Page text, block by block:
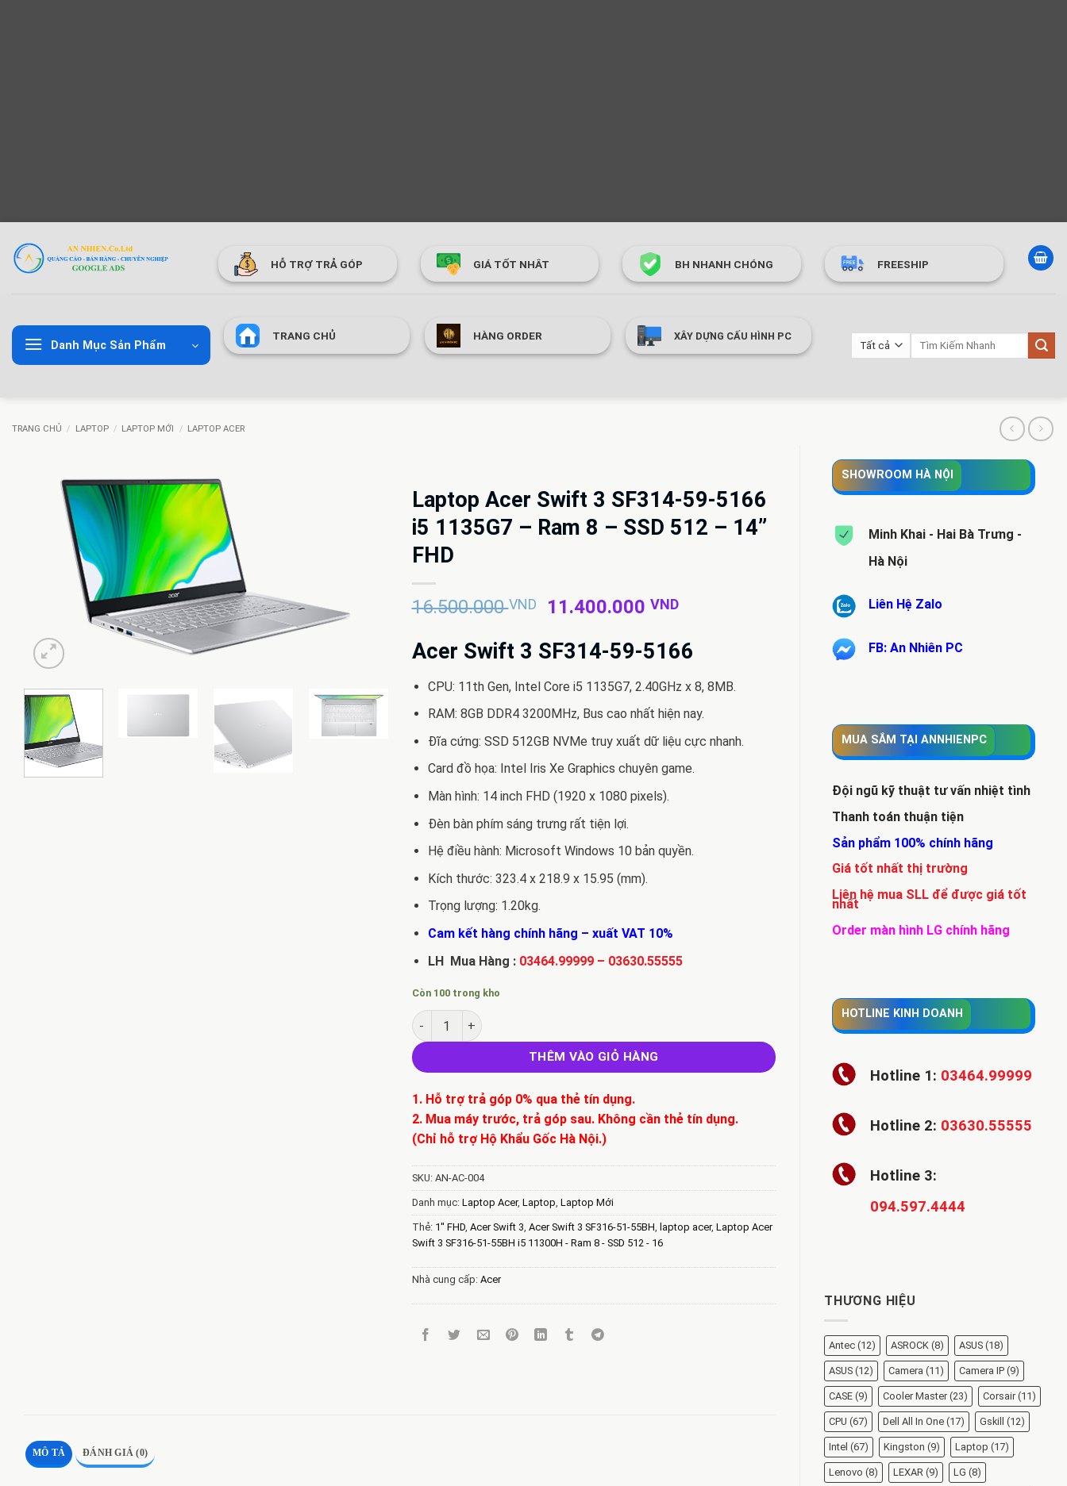
qua
HỖ TRỢ TRẢ GÓP GIÁ TỐT NHÂT BH NHANH CHÓNG FREESHIP
Danh Mục Sản Phẩm
TRANG CHỦ HÀNG ORDER XÂY DỰNG CẤU HÌNH PC
TRANG CHỦ / LAPTOP / LAPTOP MỚI / LAPTOP ACER
SHOWROOM HÀ NỘI
Minh Khai - Hai Bà Trưng -
Hà Nội
Liên Hệ Zalo
FB: An Nhiên PC
MUA SẮM TẠI ANNHIENPC
Đội ngũ kỹ thuật tư vấn nhiệt tình
Thanh toán thuận tiện
Sản phẩm 100% chính hãng
Giá tốt nhất thị trường
Liên hệ mua SLL để được giá tốt
nhất
Order màn hình LG chính hãng
HOTLINE KINH DOANH
Hotline 1: 03464.99999
Hotline 2: 03630.55555
Hotline 3:
094.597.4444
THƯƠNG HIỆU
Antec (12) ASROCK (8) ASUS (18)
ASUS (12) Camera (11) Camera IP (9)
CASE (9) Cooler Master (23) Corsair (11)
CPU (67) Dell All In One (17) Gskill (12)
Intel (67) Kingston (9) Laptop (17)
Lenovo (8) LEXAR (9) LG (8)
Laptop Acer Swift 3 SF314-59-5166
i5 1135G7 – Ram 8 – SSD 512 – 14”
FHD
16.500.000VND
Giá
là:
16.500.000 VND.
11.400.000 VNDGiá
tại
là:
11.400.000 VND.
Acer Swift 3 SF314-59-5166
CPU: 11th Gen, Intel Core i5 1135G7, 2.40GHz x 8, 8MB.
RAM: 8GB DDR4 3200MHz, Bus cao nhất hiện nay.
Đĩa cứng: SSD 512GB NVMe truy xuất dữ liệu cực nhanh.
Card đồ họa: Intel Iris Xe Graphics chuyên game.
Màn hình: 14 inch FHD (1920 x 1080 pixels).
Đèn bàn phím sáng trưng rất tiện lợi.
Hệ điều hành: Microsoft Windows 10 bản quyền.
Kích thước: 323.4 x 218.9 x 15.95 (mm).
Trọng lượng: 1.20kg.
Cam kết hàng chính hãng – xuất VAT 10%
LH Mua Hàng : 03464.99999 – 03630.55555
Còn 100 trong kho
Laptop Acer Swift 3 SF314-59-5166 i5 1135G7 - Ram 8 - SSD 512 - 14'' FHD số lượng
THÊM VÀO GIỎ HÀNG
1. Hỗ trợ trả góp 0% qua thẻ tín dụng.
2. Mua máy trước, trả góp sau. Không cần thẻ tín dụng.
(Chỉ hỗ trợ Hộ Khẩu Gốc Hà Nội.)
SKU: AN-AC-004
Danh mục: Laptop Acer, Laptop Laptop Mới
Thẻ: 1'' FHD, Acer Swift 3 Acer Swift 3 SF316-51-55BH laptop acer, Laptop Acer
Swift 3 SF316-51-55BH i5 11300H - Ram 8 - SSD 512 - 16
Nhà cung cấp: Acer
MÔ TẢ ĐÁNH GIÁ (0)